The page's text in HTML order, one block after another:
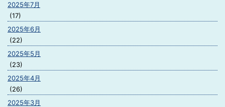
2025年7月
(17)
2025年6月
(22)
2025年5月
(23)
2025年4月
(26)
2025年3月